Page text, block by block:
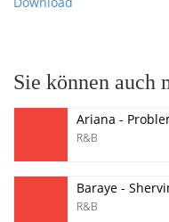
Sie können auch
Ariana -
R&B
Baraye -
R&B